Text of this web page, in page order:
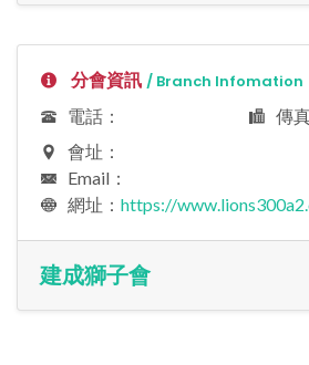
分會資訊 / Branch Infomation
電話：
傳
會址：
Email：
網址： https://
建成獅子會